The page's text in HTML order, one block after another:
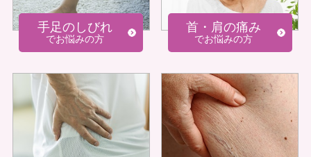
手足のしびれ
でお悩みの方
首・肩の痛み
でお悩みの方